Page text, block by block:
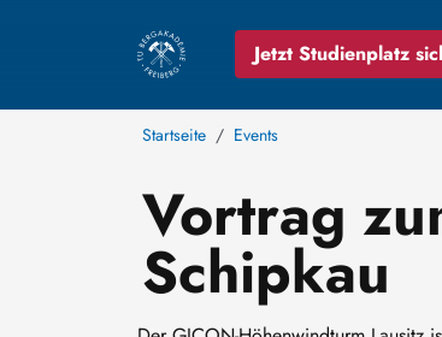
Jetzt Studienplatz
Startseite Events
Vortrag
Schipkau